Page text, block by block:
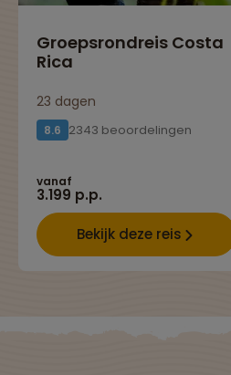
Groepsrondreis Costa
Rica
23 dagen
8.6 2343 beoordelingen
vanaf
3.199 p.p.
Bekijk deze reis